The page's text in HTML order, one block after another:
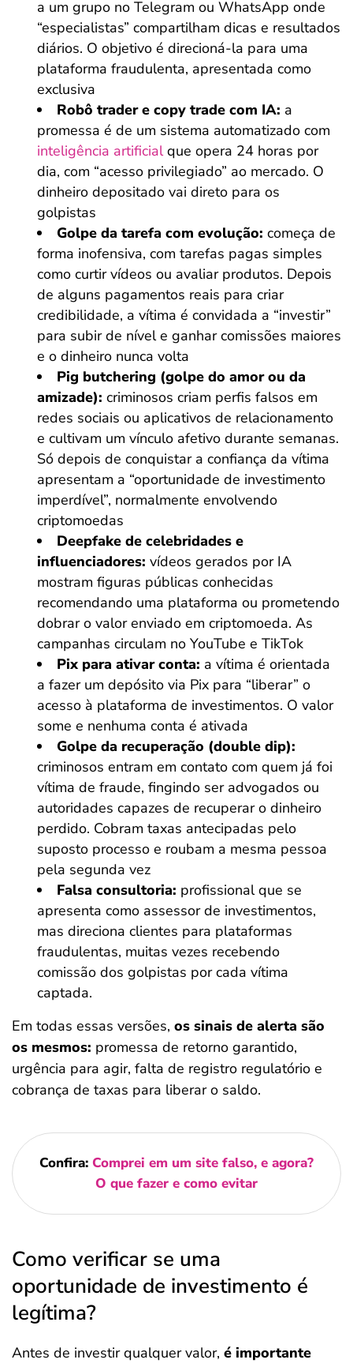
a um grupo no Telegram ou WhatsApp onde
“especialistas” compartilham dicas e resultados
diários. O objetivo é direcioná-la para uma
plataforma fraudulenta, apresentada como
exclusiva
Robô trader e copy trade com IA: a
promessa é de um sistema automatizado com
inteligência artificialque opera 24 horas por
dia, com “acesso privilegiado” ao mercado. O
dinheiro depositado vai direto para os
golpistas
Golpe da tarefa com evolução: começa de
forma inofensiva, com tarefas pagas simples
como curtir vídeos ou avaliar produtos. Depois
de alguns pagamentos reais para criar
credibilidade, a vítima é convidada a “investir”
para subir de nível e ganhar comissões maiores
e o dinheiro nunca volta
Pig butchering (golpe do amor ou da
amizade): criminosos criam perfis falsos em
redes sociais ou aplicativos de relacionamento
e cultivam um vínculo afetivo durante semanas.
Só depois de conquistar a confiança da vítima
apresentam a “oportunidade de investimento
imperdível”, normalmente envolvendo
criptomoedas
Deepfake de celebridades e
influenciadores: vídeos gerados por IA
mostram figuras públicas conhecidas
recomendando uma plataforma ou prometendo
dobrar o valor enviado em criptomoeda. As
campanhas circulam no YouTube e TikTok
Pix para ativar conta: a vítima é orientada
a fazer um depósito via Pix para “liberar” o
acesso à plataforma de investimentos. O valor
some e nenhuma conta é ativada
Golpe da recuperação (double dip):
criminosos entram em contato com quem já foi
vítima de fraude, fingindo ser advogados ou
autoridades capazes de recuperar o dinheiro
perdido. Cobram taxas antecipadas pelo
suposto processo e roubam a mesma pessoa
pela segunda vez
Falsa consultoria: profissional que se
apresenta como assessor de investimentos,
mas direciona clientes para plataformas
fraudulentas, muitas vezes recebendo
comissão dos golpistas por cada vítima
captada.
Em todas essas versões, os sinais de alerta são
os mesmos: promessa de retorno garantido,
urgência para agir, falta de registro regulatório e
cobrança de taxas para liberar o saldo.
Confira: Comprei em um site falso, e agora?
O que fazer e como evitar
Como verificar se uma
oportunidade de investimento é
legítima?
Antes de investir qualquer valor, é importante